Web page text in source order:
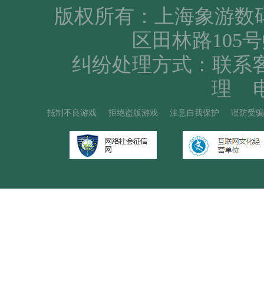
版权所有：上海象游
区田林路105
纠纷处理方式：联系
理 电
抵制不良游戏 拒绝盗版游戏 注意自我保护 谨防受